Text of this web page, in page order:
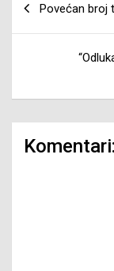
Povećan broj
Komentari: